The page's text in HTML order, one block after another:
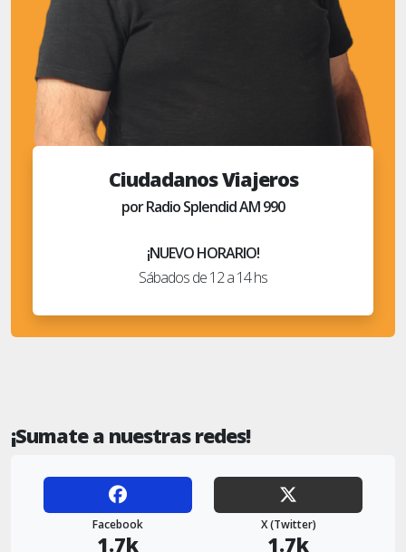
Ciudadanos Viajeros
por Radio Splendid AM 990
¡NUEVO HORARIO!
Sábados de 12 a 14 hs